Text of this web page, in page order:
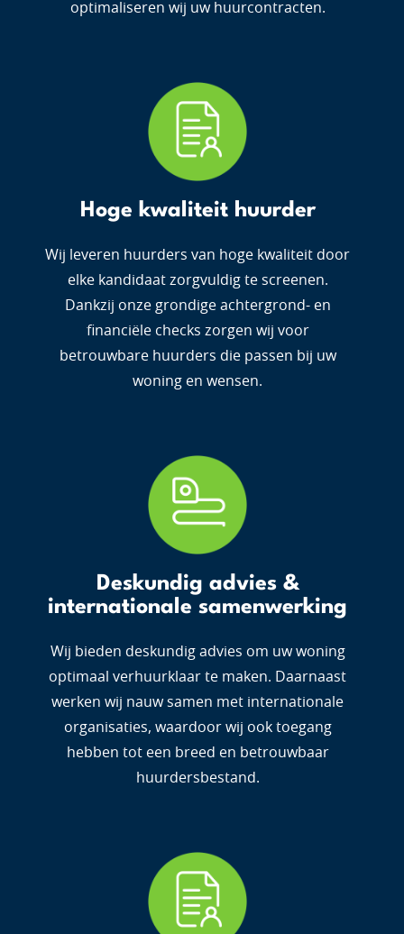
optimaliseren wij uw huurcontracten.
Hoge kwaliteit huurder
Wij leveren huurders van hoge kwaliteit door
elke kandidaat zorgvuldig te screenen.
Dankzij onze grondige achtergrond- en
financiële checks zorgen wij voor
betrouwbare huurders die passen bij uw
woning en wensen.
Deskundig advies &
internationale samenwerking
Wij bieden deskundig advies om uw woning
optimaal verhuurklaar te maken. Daarnaast
werken wij nauw samen met internationale
organisaties, waardoor wij ook toegang
hebben tot een breed en betrouwbaar
huurdersbestand.